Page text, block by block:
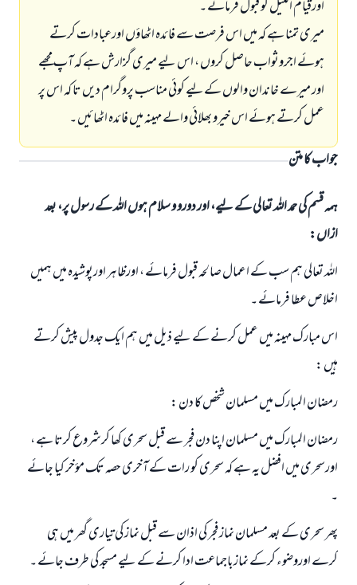
اورقیام اللیل کو قبول فرمائے ۔
میری تمنا ہے کہ میں اس فرصت سے فائدہ اٹھاؤ‎ں اورعبادات کرتے
ہوئے اجروثواب حاصل کروں ، اس لیے میری گزارش ہے کہ آپ مجھے
اور میرے خاندان والوں کےلیے کوئي مناسب پروگرام دیں تا کہ اس پر
عمل کرتے ہوئے اس خیرو بھلائی والے مہینہ میں فائدہ اٹھائيں ۔
جواب کا متن
ہمہ قسم کی حمد اللہ تعالی کے لیے، اور دورو و سلام ہوں اللہ کے رسول پر، بعد
ازاں:
اللہ تعالی ہم سب کے اعمال صالحہ قبول فرمائے ، اورظاہر اورپوشیدہ میں ہمیں
اخلاص عطا فرمائے ۔
اس مبارک مہینہ میں عمل کرنے کے لیے ذيل میں ہم ایک جدول پیش کرتے
ہیں :
رمضان المبارک میں مسلمان شخص کا دن :
رمضان المبارک میں مسلمان اپنا دن فجر سے قبل سحری کھا کرشروع کرتا ہے ،
اورسحری میں افضل یہ ہے کہ سحری کو رات کے آخری حصہ تک مؤخر کیا جائے
۔
پھر سحری کے بعد مسلمان نماز فجر کی اذان سے قبل نماز کی تیاری گھر میں ہی
کرے اوروضوء کرکے نمازباجماعت ادا کرنے کے لیے مسجد کی طرف جائے ۔